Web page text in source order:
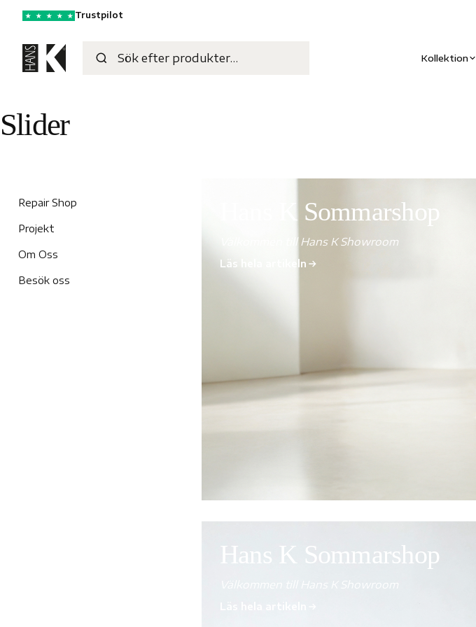
★ ★ ★ ★ ★ Trustpilot
Kollektion
Slider
Repair Shop
Projekt
Om Oss
Besök oss
Hans K Sommarshop
Välkommen till Hans K Showroom
Läs hela artikeln
Hans K Sommarshop
Välkommen till Hans K Showroom